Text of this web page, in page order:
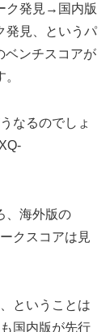
ク発見→国内版
発見、というパ
ベンチスコアが
なるのでしょ
、海外版の
クスコアは見
ということは
国内版が先行